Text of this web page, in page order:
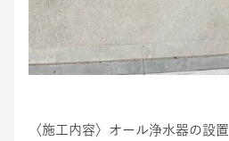
〈施工内容〉オール浄水器の設置